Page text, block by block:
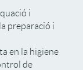
i
preparació i
en la higiene
de